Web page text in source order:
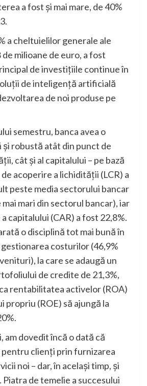
a fost și mai mare, de 40%
a cheltuielilor generale ale
de milioane de euro, a fost
de investițiile continue în
de inteligență artificială
de noi produse pe
semestru, banca avea o
robustă atât din punct de
cât și al capitalului – pe bază
acoperire a lichidității (LCR) a
peste media sectorului bancar
mari din sectorul bancar), iar
capitalului (CAR) a fost 22,8%.
o disciplină tot mai bună în
costurilor (46,9%
la care se adaugă un
de credite de 21,3%,
rentabilitatea activelor (ROA)
propriu (ROE) să ajungă la
am dovedit încă o dată că
clienți prin furnizarea
noi – dar, în același timp, și
de temelie a succesului